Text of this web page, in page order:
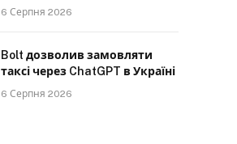
6 Серпня 2026
Bolt дозволив замовляти
таксі через ChatGPT в Україні
6 Серпня 2026